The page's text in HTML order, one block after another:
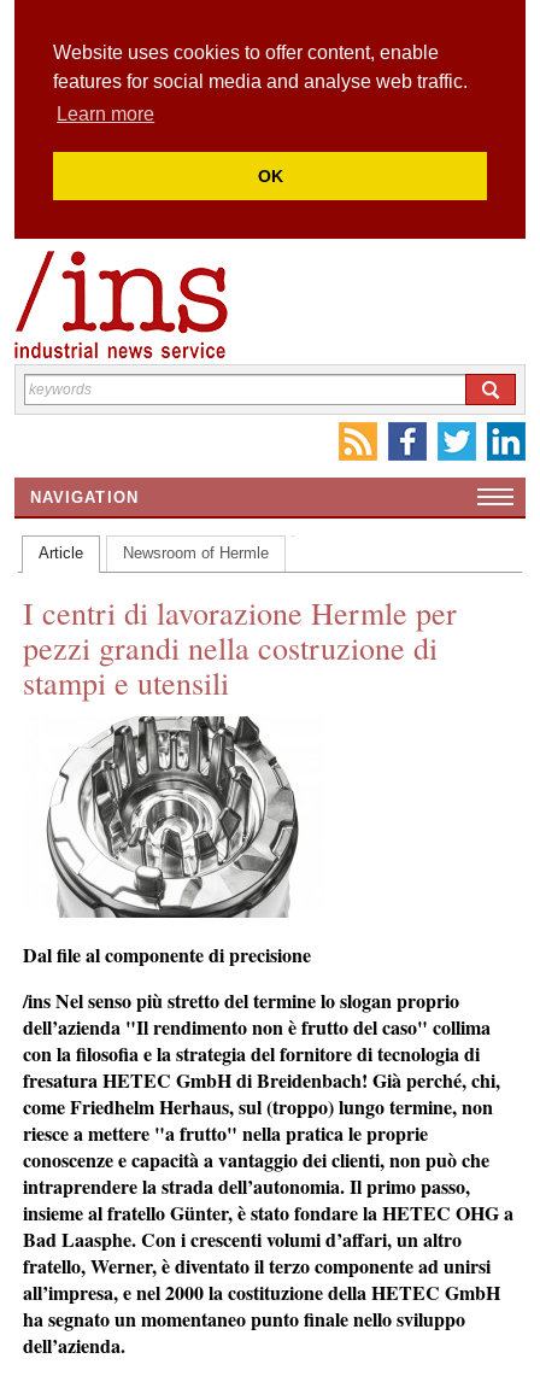
Website uses cookies to offer content, enable
features for social media and analyse web traffic.
Learn more
OK
NAVIGATION
HOME
CONTACT US
INS MAIN WEBSITE
ABOUT US
Article Newsroom of Hermle
I centri di lavorazione Hermle per
pezzi grandi nella costruzione di
stampi e utensili
Dal file al componente di precisione
/insNel senso più stretto del termine lo slogan proprio
dell’azienda "Il rendimento non è frutto del caso" collima
con la filosofia e la strategia del fornitore di tecnologia di
fresatura HETEC GmbH di Breidenbach! Già perché, chi,
come Friedhelm Herhaus, sul (troppo) lungo termine, non
riesce a mettere "a frutto" nella pratica le proprie
conoscenze e capacità a vantaggio dei clienti, non può che
intraprendere la strada dell’autonomia. Il primo passo,
insieme al fratello Günter, è stato fondare la HETEC OHG a
Bad Laasphe. Con i crescenti volumi d’affari, un altro
fratello, Werner, è diventato il terzo componente ad unirsi
all’impresa, e nel 2000 la costituzione della HETEC GmbH
ha segnato un momentaneo punto finale nello sviluppo
dell’azienda.